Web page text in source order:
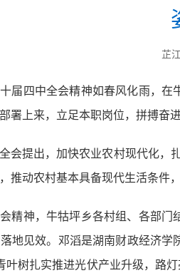
芷
届四中全会精神如春风化雨，
署上来，立足本职岗位，拼搏奋
会提出，加快农业农村现代化，
推动农村基本具备现代生活条件
精神，牛牯坪乡各村组、各部
地见效。邓滔是湖南财政经济
叶树扎实推进光伏产业升级，路